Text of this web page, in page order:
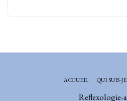
Reflexologie-
ACCUEIL QUI SUIS-